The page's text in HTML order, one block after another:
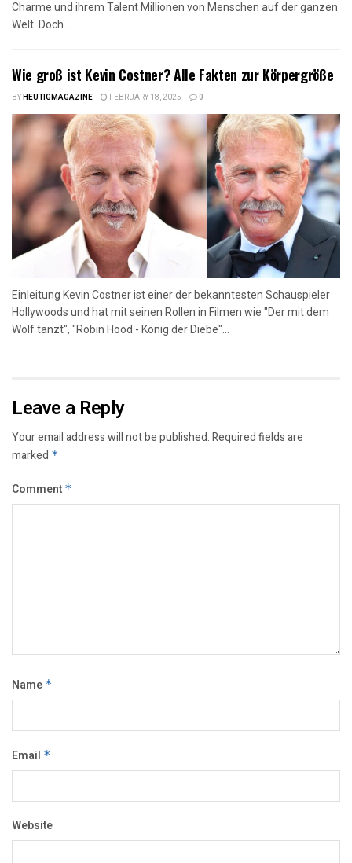
Charme und ihrem Talent Millionen von Menschen auf der ganzen
Welt. Doch...
Wie groß ist Kevin Costner? Alle Fakten zur Körpergröße
BYHEUTIGMAGAZINE FEBRUARY 18, 2025 0
Einleitung Kevin Costner ist einer der bekanntesten Schauspieler
Hollywoods und hat mit seinen Rollen in Filmen wie "Der mit dem
Wolf tanzt", "Robin Hood - König der Diebe"...
Leave a Reply
Your email address will not be published.Required fields are
marked *
Comment *
Name *
Email *
Website